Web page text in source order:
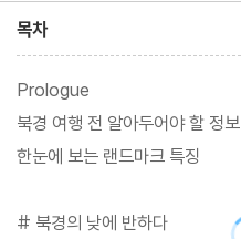
목차
Prologue
북경 여행 전 알아두어야 할 정보
한눈에 보는 랜드마크 특징
# 북경의 낮에 반하다